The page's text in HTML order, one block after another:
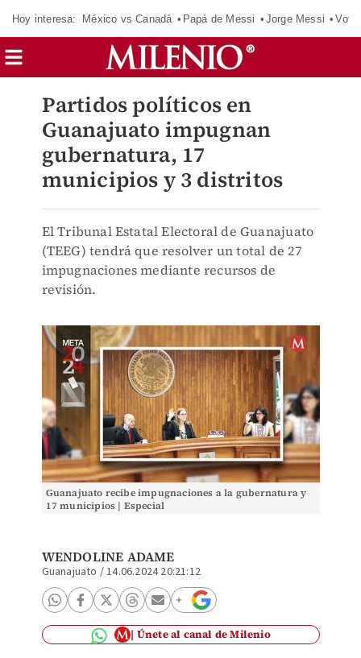
Hoy interesa: México vs Canadá Papá de Messi Jorge Messi
Partidos políticos en
Guanajuato impugnan
gubernatura, 17
municipios y 3 distritos
El Tribunal Estatal Electoral de Guanajuato
(TEEG) tendrá que resolver un total de 27
impugnaciones mediante recursos de
revisión.
Guanajuato recibe impugnaciones a la gubernatura y
17 municipios | Especial
WENDOLINE ADAME
Guanajuato /14.06.2024 20:21:12
Únete al canal de Milenio